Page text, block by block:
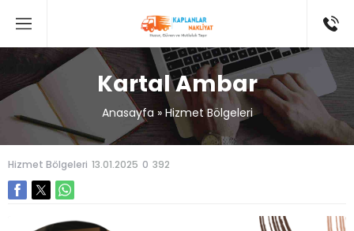
Kartal Ambar
Anasayfa » Hizmet Bölgeleri
Hizmet Bölgeleri 13.01.2025 0 392